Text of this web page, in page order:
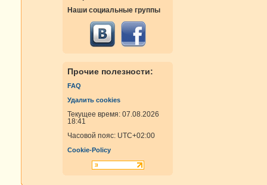
Наши социальные группы
Прочие полезности:
FAQ
Удалить cookies
Текущее время: 07.08.2026
18:41
Часовой пояс: UTC+02:00
Cookie-Policy